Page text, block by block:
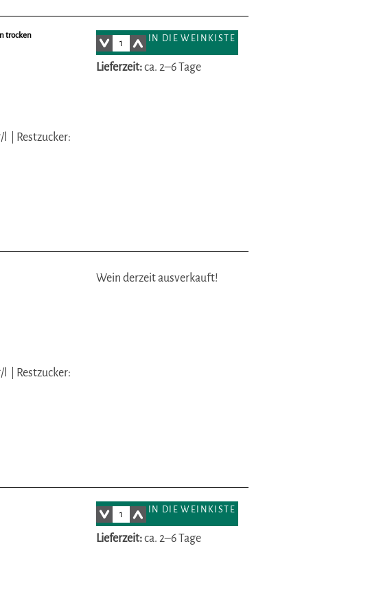
trocken
l
Restzucker:
IN DIE WEINKISTE
Lieferzeit:ca. 2–6 Tage
l
Restzucker:
Wein derzeit ausverkauft!
IN DIE WEINKISTE
Lieferzeit:ca. 2–6 Tage